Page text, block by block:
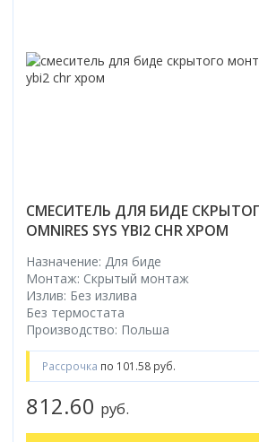
СМЕСИТЕЛЬ ДЛЯ БИДЕ
OMNIRES SYS YBI2 CHR ХРОМ
Назначение: Для биде
Монтаж: Скрытый монтаж
Излив: Без излива
Без термостата
Производство: Польша
Рассрочка по 101.58 руб.
812.60 руб.